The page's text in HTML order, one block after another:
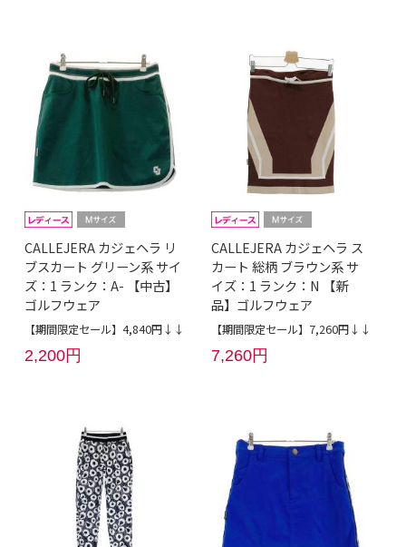
CALLEJERA カジェヘラ リ
ブスカート グリーン系 サイ
ズ：1 ランク：A- 【中古】
ゴルフウェア
【期間限定セール】4,840円↓↓
2,200円
CALLEJERA カジェヘラ ス
カート 総柄 ブラウン系 サ
イズ：1 ランク：N 【新
品】ゴルフウェア
【期間限定セール】7,260円↓↓
7,260円